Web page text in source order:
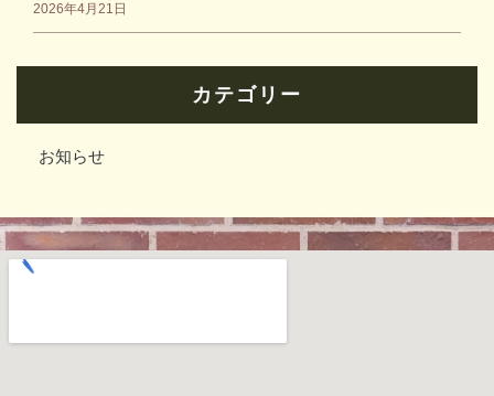
2026年4月21日
カテゴリー
お知らせ